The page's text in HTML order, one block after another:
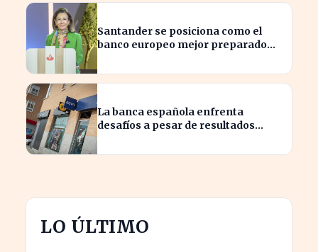
Santander se posiciona como el
banco europeo mejor preparado
La banca española enfrenta
desafíos a pesar de resultados
LO ÚLTIMO